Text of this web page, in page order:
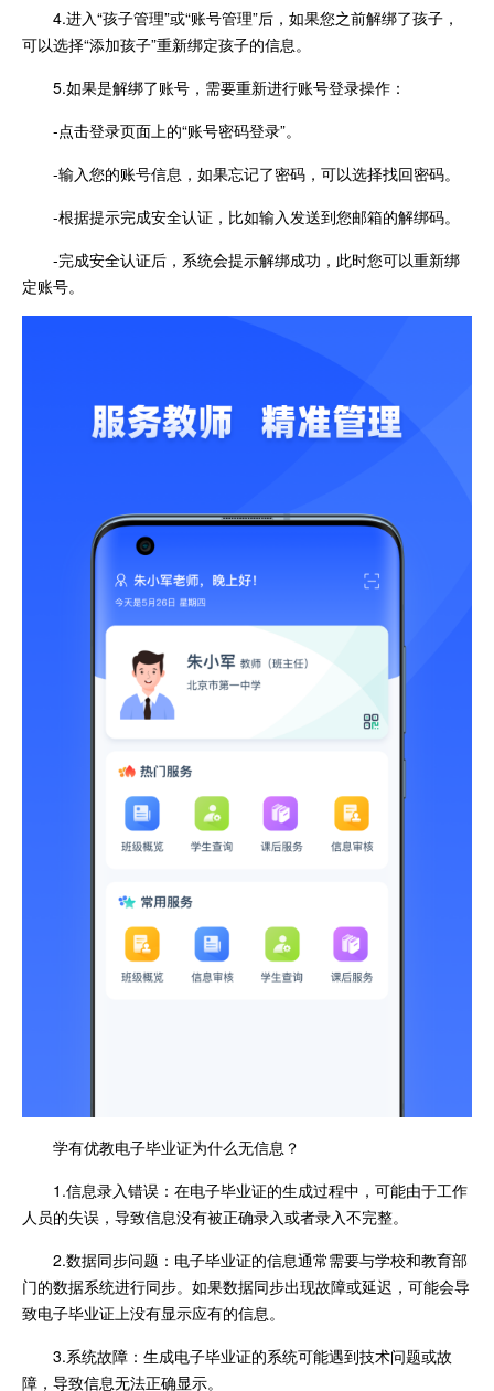
4.进入“孩子管理”或“账号管理”后，如果您之前解绑了孩子，
可以选择“添加孩子”重新绑定孩子的信息。
5.如果是解绑了账号，需要重新进行账号登录操作：
-点击登录页面上的“账号密码登录”。
-输入您的账号信息，如果忘记了密码，可以选择找回密码。
-根据提示完成安全认证，比如输入发送到您邮箱的解绑码。
-完成安全认证后，系统会提示解绑成功，此时您可以重新绑
定账号。
学有优教电子毕业证为什么无信息？
1.信息录入错误：在电子毕业证的生成过程中，可能由于工作
人员的失误，导致信息没有被正确录入或者录入不完整。
2.数据同步问题：电子毕业证的信息通常需要与学校和教育部
门的数据系统进行同步。如果数据同步出现故障或延迟，可能会导
致电子毕业证上没有显示应有的信息。
3.系统故障：生成电子毕业证的系统可能遇到技术问题或故
障，导致信息无法正确显示。